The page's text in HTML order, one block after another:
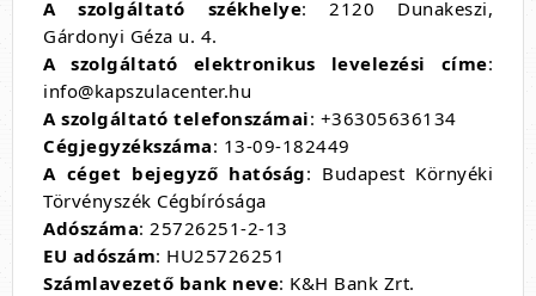
A szolgáltató székhelye: 2120 Dunakeszi,
Gárdonyi Géza u. 4.
A szolgáltató elektronikus levelezési címe:
info@kapszulacenter.hu
A szolgáltató telefonszámai: +36305636134
Cégjegyzékszáma: 13-09-182449
A céget bejegyző hatóság: Budapest Környéki
Törvényszék Cégbírósága
Adószáma: 25726251-2-13
EU adószám: HU25726251
Számlavezető bank neve: K&H Bank Zrt.